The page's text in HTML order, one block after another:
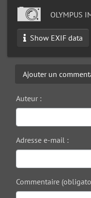
OLYMPUS
Show EXIF data
Ajouter un
Auteur :
Adresse e-mail :
Commentaire